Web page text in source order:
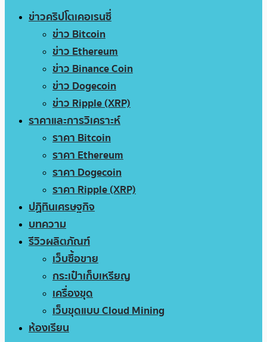
ข่าวคริปโตเคอเรนซี่
ข่าว Bitcoin
ข่าว Ethereum
ข่าว Binance Coin
ข่าว Dogecoin
ข่าว Ripple (XRP)
ราคาและการวิเคราะห์
ราคา Bitcoin
ราคา Ethereum
ราคา Dogecoin
ราคา Ripple (XRP)
ปฏิทินเศรษฐกิจ
บทความ
รีวิวผลิตภัณฑ์
เว็บซื้อขาย
กระเป๋าเก็บเหรียญ
เครื่องขุด
เว็บขุดแบบ Cloud Mining
ห้องเรียน